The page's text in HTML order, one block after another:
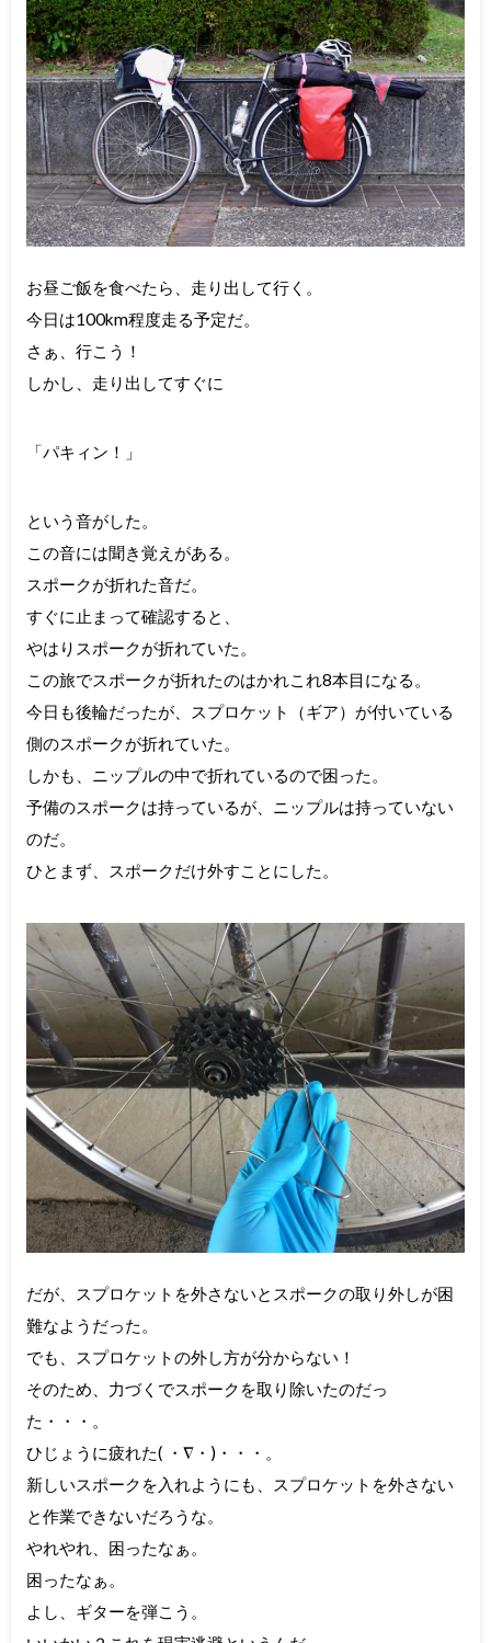
お昼ご飯を食べたら、走り出して行く。
今日は100km程度走る予定だ。
さぁ、行こう！
しかし、走り出してすぐに
「パキィン！」
という音がした。
この音には聞き覚えがある。
スポークが折れた音だ。
すぐに止まって確認すると、
やはりスポークが折れていた。
この旅でスポークが折れたのはかれこれ8本目になる。
今日も後輪だったが、スプロケット（ギア）が付いている
側のスポークが折れていた。
しかも、ニップルの中で折れているので困った。
予備のスポークは持っているが、ニップルは持っていない
のだ。
ひとまず、スポークだけ外すことにした。
だが、スプロケットを外さないとスポークの取り外しが困
難なようだった。
でも、スプロケットの外し方が分からない！
そのため、力づくでスポークを取り除いたのだっ
た・・・。
ひじょうに疲れた( ・∇・)・・・。
新しいスポークを入れようにも、スプロケットを外さない
と作業できないだろうな。
やれやれ、困ったなぁ。
困ったなぁ。
よし、ギターを弾こう。